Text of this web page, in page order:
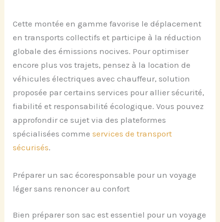
Cette montée en gamme favorise le déplacement
en transports collectifs et participe à la réduction
globale des émissions nocives. Pour optimiser
encore plus vos trajets, pensez à la location de
véhicules électriques avec chauffeur, solution
proposée par certains services pour allier sécurité,
fiabilité et responsabilité écologique. Vous pouvez
approfondir ce sujet via des plateformes
spécialisées commeservices de transport
sécurisés.
Préparer un sac écoresponsable pour un voyage
léger sans renoncer au confort
Bien préparer son sac est essentiel pour un voyage